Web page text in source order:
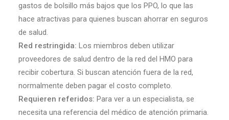
gastos de bolsillo más bajos que los PPO, lo que las
hace atractivas para quienes buscan ahorrar en seguros
de salud.
Red restringida: Los miembros deben utilizar
proveedores de salud dentro de la red del HMO para
recibir cobertura. Si buscan atención fuera de la red,
normalmente deben pagar el costo completo.
Requieren referidos: Para ver a un especialista, se
necesita una referencia del médico de atención primaria.